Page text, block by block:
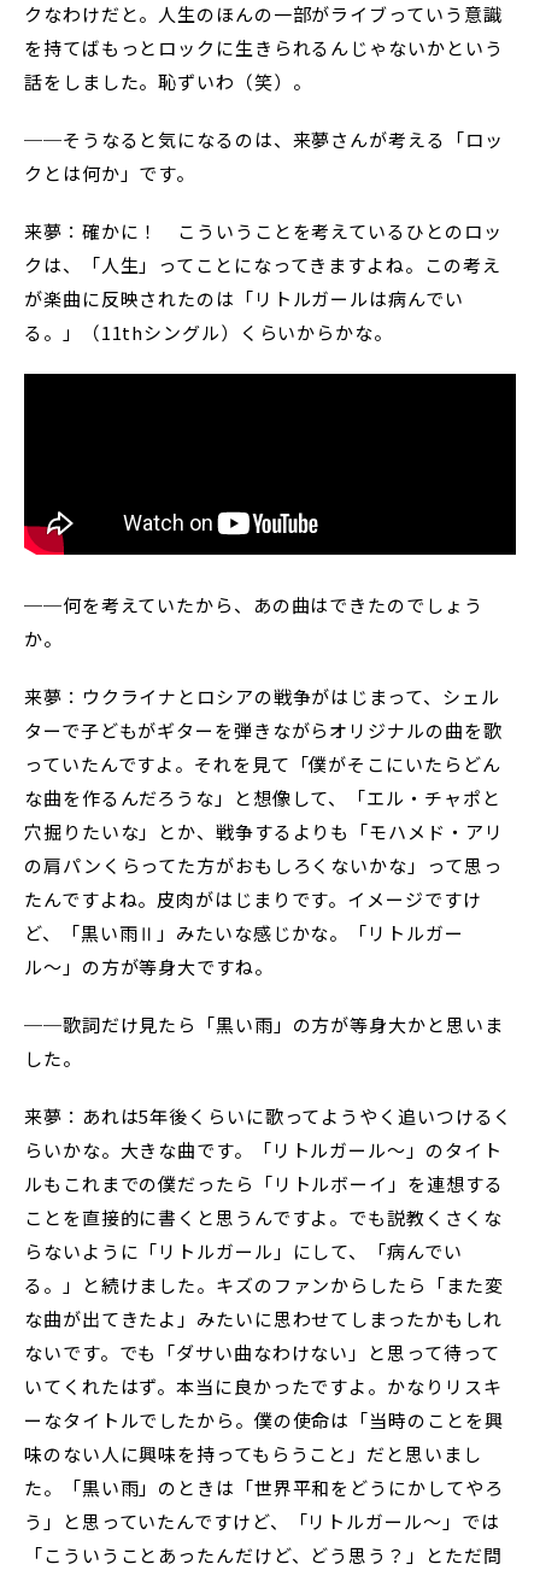
クなわけだと。人生のほんの一部がライブっていう意識
を持てばもっとロックに生きられるんじゃないかという
話をしました。恥ずいわ（笑）。
──そうなると気になるのは、来夢さんが考える「ロッ
クとは何か」です。
来夢：確かに！ こういうことを考えているひとのロッ
クは、「人生」ってことになってきますよね。この考え
が楽曲に反映されたのは「リトルガールは病んでい
る。」（11thシングル）くらいからかな。
──何を考えていたから、あの曲はできたのでしょう
か。
来夢：ウクライナとロシアの戦争がはじまって、シェル
ターで子どもがギターを弾きながらオリジナルの曲を歌
っていたんですよ。それを見て「僕がそこにいたらどん
な曲を作るんだろうな」と想像して、「エル・チャポと
穴掘りたいな」とか、戦争するよりも「モハメド・アリ
の肩パンくらってた方がおもしろくないかな」って思っ
たんですよね。皮肉がはじまりです。イメージですけ
ど、「黒い雨Ⅱ」みたいな感じかな。「リトルガー
ル〜」の方が等身大ですね。
──歌詞だけ見たら「黒い雨」の方が等身大かと思いま
した。
来夢：あれは5年後くらいに歌ってようやく追いつけるく
らいかな。大きな曲です。「リトルガール〜」のタイト
ルもこれまでの僕だったら「リトルボーイ」を連想する
ことを直接的に書くと思うんですよ。でも説教くさくな
らないように「リトルガール」にして、「病んでい
る。」と続けました。キズのファンからしたら「また変
な曲が出てきたよ」みたいに思わせてしまったかもしれ
ないです。でも「ダサい曲なわけない」と思って待って
いてくれたはず。本当に良かったですよ。かなりリスキ
ーなタイトルでしたから。僕の使命は「当時のことを興
味のない人に興味を持ってもらうこと」だと思いまし
た。「黒い雨」のときは「世界平和をどうにかしてやろ
う」と思っていたんですけど、「リトルガール〜」では
「こういうことあったんだけど、どう思う？」とただ問